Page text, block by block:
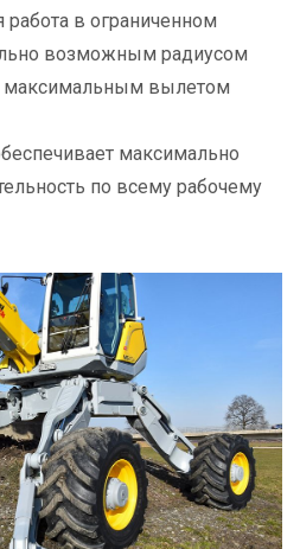
работа в ограниченном
возможным радиусом
максимальным вылетом
максимально
по всему рабочему